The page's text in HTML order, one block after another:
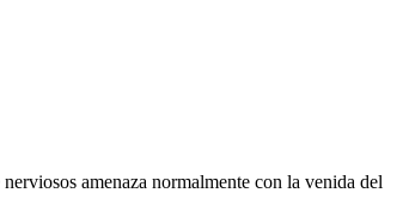
amenaza normalmente con la venida del